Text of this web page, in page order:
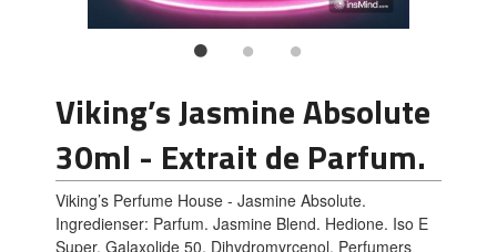
Viking’s Jasmine Absolute
30ml - Extrait de Parfum.
Viking’s Perfume House - Jasmine Absolute.
Ingredienser: Parfum. Jasmine Blend. Hedione. Iso E
Super. Galaxolide 50. Dihydromyrcenol. Perfumers